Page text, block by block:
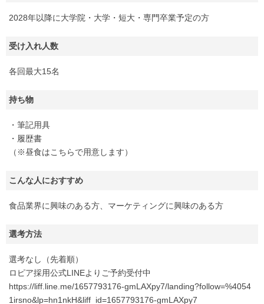
2028年以降に大学院・大学・短大・専門卒業予定の方
受け入れ人数
各回最大15名
持ち物
・筆記用具
・履歴書
（※昼食はこちらで用意します）
こんな人におすすめ
食品業界に興味のある方、マーケティングに興味のある方
選考方法
選考なし（先着順）
ロピア採用公式LINEよりご予約受付中
https://liff.line.me/1657793176-gmLAXpy7/landing?follow=%4054
1irsno&lp=hn1nkH&liff_id=1657793176-gmLAXpy7